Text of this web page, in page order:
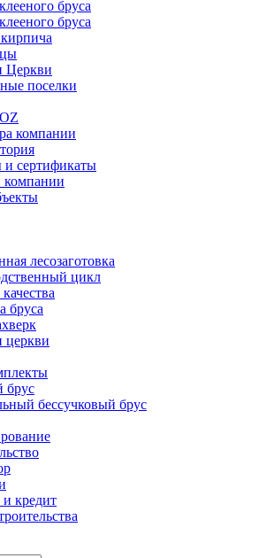
бруса
бруса
Церкви
поселки
компании
и сертификаты
компании
лесозаготовка
цикл
бруса
брус
бессучковый брус
кредит